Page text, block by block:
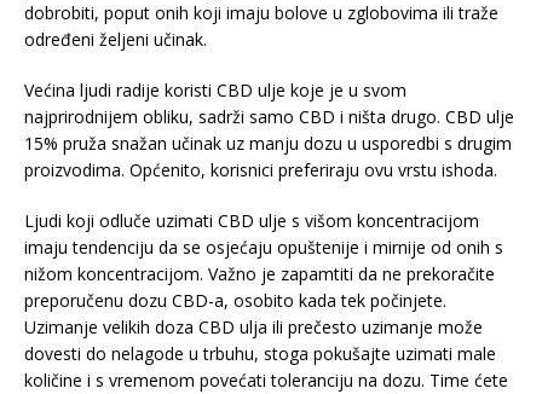
dobrobiti, poput onih koji imaju bolove u zglobovima ili traže
određeni željeni učinak.
Većina ljudi radije koristi CBD ulje koje je u svom
najprirodnijem obliku, sadrži samo CBD i ništa drugo. CBD ulje
15% pruža snažan učinak uz manju dozu u usporedbi s drugim
proizvodima. Općenito, korisnici preferiraju ovu vrstu ishoda.
Ljudi koji odluče uzimati CBD ulje s višom koncentracijom
imaju tendenciju da se osjećaju opuštenije i mirnije od onih s
nižom koncentracijom. Važno je zapamtiti da ne prekoračite
preporučenu dozu CBD-a, osobito kada tek počinjete.
Uzimanje velikih doza CBD ulja ili prečesto uzimanje može
dovesti do nelagode u trbuhu, stoga pokušajte uzimati male
količine i s vremenom povećati toleranciju na dozu. Time ćete